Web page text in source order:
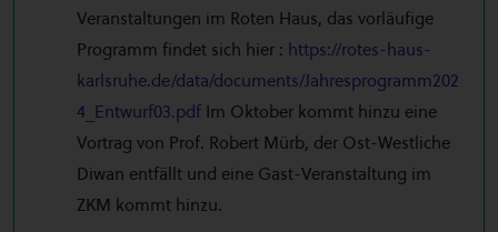
Veranstaltungen im Roten Haus, das vorläufige
Programm findet sich hier : https://rotes-haus-
karlsruhe.de/data/documents/Jahresprogramm202
4_Entwurf03.pdf Im Oktober kommt hinzu eine
Vortrag von Prof. Robert Mürb, der Ost-Westliche
Diwan entfällt und eine Gast-Veranstaltung im
ZKM kommt hinzu.